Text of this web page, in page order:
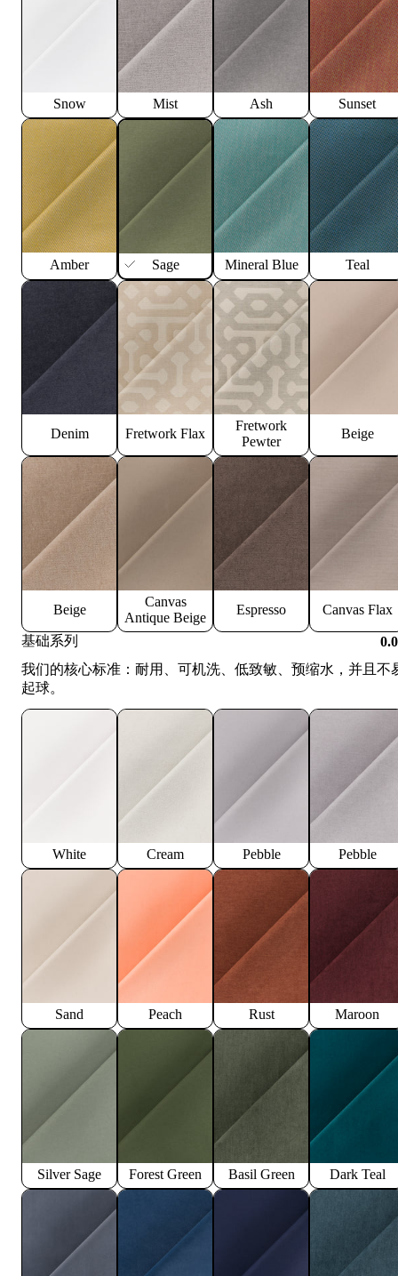
Snow Mist Ash Sunset
Amber Sage Mineral Blue Teal
Denim Fretwork Flax
Fretwork
Pewter
Beige
Beige
Canvas
Antique Beige
Espresso Canvas Flax
基础系列
我们的核心标准：耐用、可机洗、低致敏、预缩水，并且不
起球。
White Cream Pebble Pebble
Sand Peach Rust Maroon
Silver Sage Forest Green Basil Green Dark Teal